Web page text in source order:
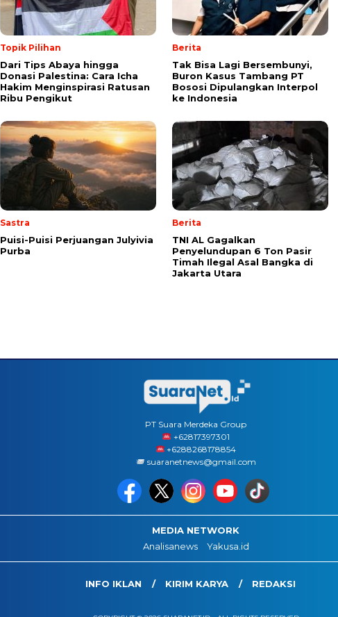
Topik Pilihan
Dari Tips Abaya hingga
Donasi Palestina: Cara Icha
Hakim Menginspirasi Ratusan
Ribu Pengikut
Berita
Tak Bisa Lagi Bersembunyi,
Buron Kasus Tambang PT
Bososi Dipulangkan Interpol
ke Indonesia
Sastra
Puisi-Puisi Perjuangan Julyivia
Purba
Berita
TNI AL Gagalkan
Penyelundupan 6 Ton Pasir
Timah Ilegal Asal Bangka di
Jakarta Utara
PT Suara Merdeka Group
‪+62817397301
+6288268178854
suaranetnews@gmail.com
MEDIA NETWORK
Analisanews
Yakusa.id
INFO IKLAN KIRIM KARYA REDAKSI